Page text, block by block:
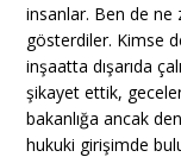
insanlar. Ben de ne
gösterdiler. Kimse
inşaatta dışarıda
şikayet ettik,
bakanlığa ancak
hukuki girişimde